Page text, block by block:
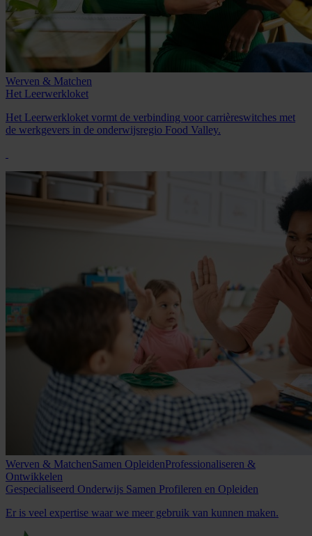
Werven & Matchen
Het Leerwerkloket
Het Leerwerkloket vormt de verbinding voor carrièreswitches met
de werkgevers in de onderwijsregio Food Valley.
Werven & MatchenSamen OpleidenProfessionaliseren &
Ontwikkelen
Gespecialiseerd Onderwijs Samen Profileren en Opleiden
Er is veel expertise waar we meer gebruik van kunnen maken.